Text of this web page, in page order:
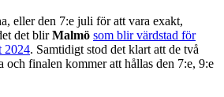
eller den 7:e juli för att vara exakt,
det blirMalmö som blir värdstad för
2024. Samtidigt stod det klart att de två
och finalen kommer att hållas den 7:e, 9:e